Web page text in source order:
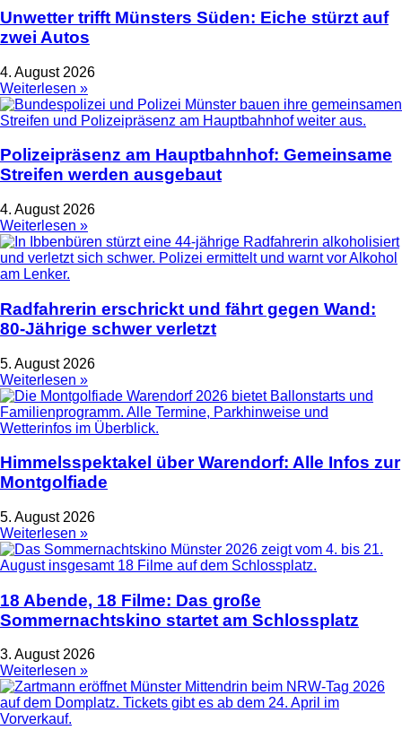
Unwetter trifft Münsters Süden: Eiche stürzt auf
zwei Autos
4. August 2026
Weiterlesen »
Polizeipräsenz am Hauptbahnhof: Gemeinsame
Streifen werden ausgebaut
4. August 2026
Weiterlesen »
Radfahrerin erschrickt und fährt gegen Wand:
80-Jährige schwer verletzt
5. August 2026
Weiterlesen »
Himmelsspektakel über Warendorf: Alle Infos zur
Montgolfiade
5. August 2026
Weiterlesen »
18 Abende, 18 Filme: Das große
Sommernachtskino startet am Schlossplatz
3. August 2026
Weiterlesen »